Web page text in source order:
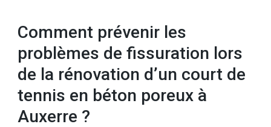
Comment prévenir les
problèmes de fissuration lors
de la rénovation d’un court de
tennis en béton poreux à
Auxerre ?